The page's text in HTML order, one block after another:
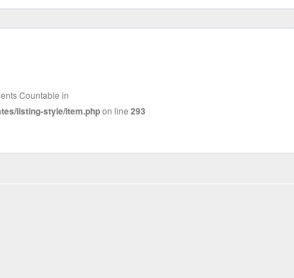
Countable in
listing-style/item.phpon line 293